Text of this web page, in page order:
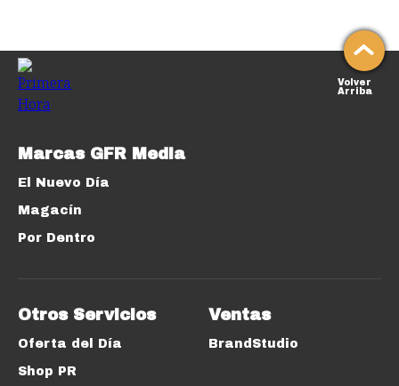
Volver
Arriba
Marcas GFR Media
El Nuevo Día
Magacín
Por Dentro
Otros Servicios
Oferta del Día
Shop PR
Ventas
BrandStudio